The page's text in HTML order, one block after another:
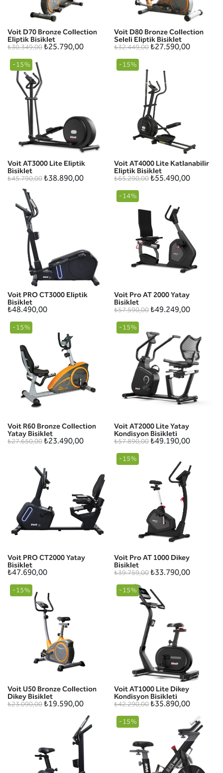
Voit D70 Bronze Collection
Eliptik Bisiklet
₺30.349,00₺25.790,00
Voit D80 Bronze Collection
Seleli Eliptik Bisiklet
₺32.449,00₺27.590,00
-15%
Voit AT3000 Lite Eliptik
Bisiklet
₺45.790,00₺38.890,00
-15%
Voit AT4000 Lite Katlanabilir
Eliptik Bisiklet
₺65.290,00₺55.490,00
Voit PRO CT3000 Eliptik
Bisiklet
₺48.490,00
-14%
Voit Pro AT 2000 Yatay
Bisiklet
₺57.590,00₺49.249,00
-15%
Voit R60 Bronze Collection
Yatay Bisiklet
₺27.650,00₺23.490,00
-15%
Voit AT2000 Lite Yatay
Kondisyon Bisikleti
₺57.890,00₺49.190,00
Voit PRO CT2000 Yatay
Bisiklet
₺47.690,00
-15%
Voit Pro AT 1000 Dikey
Bisiklet
₺39.759,00₺33.790,00
-15%
Voit U50 Bronze Collection
Dikey Bisiklet
₺23.090,00₺19.590,00
-15%
Voit AT1000 Lite Dikey
Kondisyon Bisikleti
₺42.290,00₺35.890,00
-15%